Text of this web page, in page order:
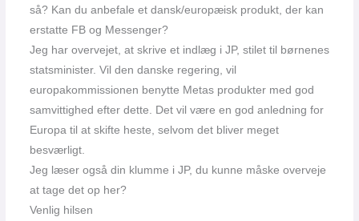
så? Kan du anbefale et dansk/europæisk produkt, der kan
erstatte FB og Messenger?
Jeg har overvejet, at skrive et indlæg i JP, stilet til børnenes
statsminister. Vil den danske regering, vil
europakommissionen benytte Metas produkter med god
samvittighed efter dette. Det vil være en god anledning for
Europa til at skifte heste, selvom det bliver meget
besværligt.
Jeg læser også din klumme i JP, du kunne måske overveje
at tage det op her?
Venlig hilsen